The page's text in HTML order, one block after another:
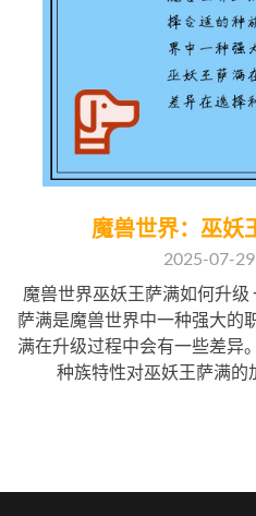
魔兽世界：巫妖
2025-07-
魔兽世界巫妖王萨满如何升
萨满是魔兽世界中一种强大的
满在升级过程中会有一些差异
种族特性对巫妖王萨满的